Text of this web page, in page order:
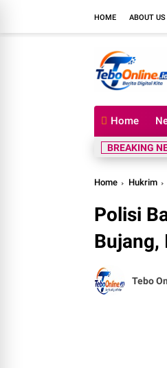
HOME ABOUT US
Home
BREAKING
Home Hukrim
Polisi
Bujang,
Tebo